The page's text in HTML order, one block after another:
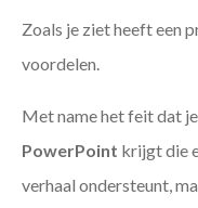
Zoals je ziet heeft een
voordelen.
Met name het feit dat
PowerPoint krijgt die
verhaal ondersteunt,